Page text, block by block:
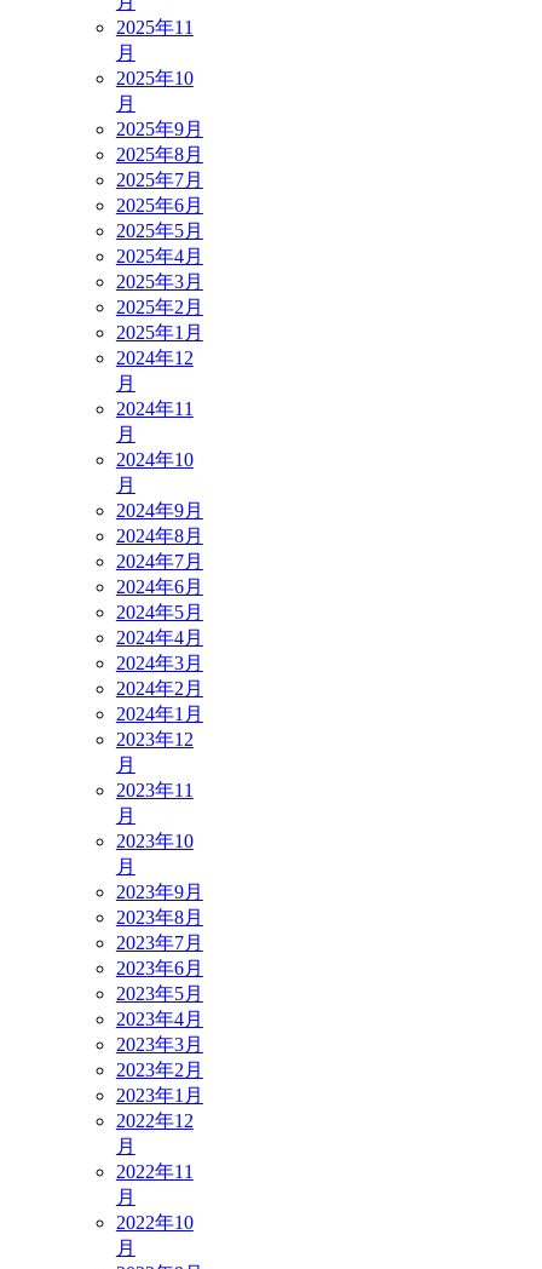
2025年11
月
2025年10
月
2025年9月
2025年8月
2025年7月
2025年6月
2025年5月
2025年4月
2025年3月
2025年2月
2025年1月
2024年12
月
2024年11
月
2024年10
月
2024年9月
2024年8月
2024年7月
2024年6月
2024年5月
2024年4月
2024年3月
2024年2月
2024年1月
2023年12
月
2023年11
月
2023年10
月
2023年9月
2023年8月
2023年7月
2023年6月
2023年5月
2023年4月
2023年3月
2023年2月
2023年1月
2022年12
月
2022年11
月
2022年10
月